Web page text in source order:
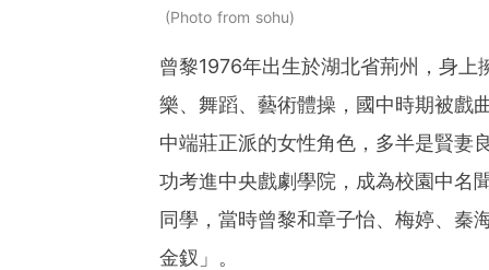
Photo from sohu
曾黎1976年出生於湖北省荊州，身
樂、舞蹈、藝術體操，國中時期被戲
中端莊正派的女性角色，多半是賢妻
功考進中央戲劇學院，成為校園中名
同學，當時曾黎和章子怡、梅婷、秦
金釵」。